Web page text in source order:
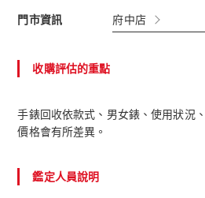
門市資訊 府中店
收購評估的重點
手錶回收依款式、男女錶、使用狀況
價格會有所差異。
鑑定人員說明